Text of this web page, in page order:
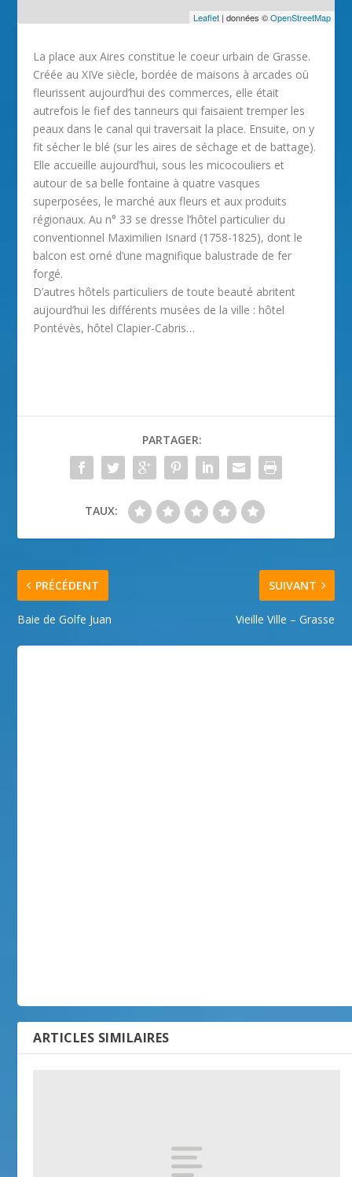
Leaflet| données ©OpenStreetMap
La place aux Aires constitue le coeur urbain de Grasse.
Créée au XIVe siècle, bordée de maisons à arcades où
fleurissent aujourd’hui des commerces, elle était
autrefois le fief des tanneurs qui faisaient tremper les
peaux dans le canal qui traversait la place. Ensuite, on y
fit sécher le blé (sur les aires de séchage et de battage).
Elle accueille aujourd’hui, sous les micocouliers et
autour de sa belle fontaine à quatre vasques
superposées, le marché aux fleurs et aux produits
régionaux. Au n° 33 se dresse l’hôtel particulier du
conventionnel Maximilien Isnard (1758-1825), dont le
balcon est orné d’une magnifique balustrade de fer
forgé.
D’autres hôtels particuliers de toute beauté abritent
aujourd’hui les différents musées de la ville : hôtel
Pontévès, hôtel Clapier-Cabris…
PARTAGER:
TAUX:
PRÉCÉDENT
Baie de Golfe Juan
SUIVANT
Vieille Ville – Grasse
ARTICLES SIMILAIRES